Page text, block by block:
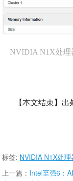
NVIDIA N1X处理
【本文结束】
标签: NVIDIA N1X处理
上一篇： Intel至强6：